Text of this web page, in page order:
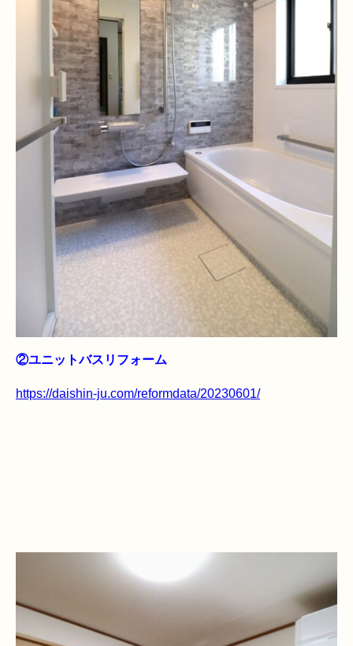
②ユニットバスリフォーム
https://daishin-ju.com/reformdata/20230601/